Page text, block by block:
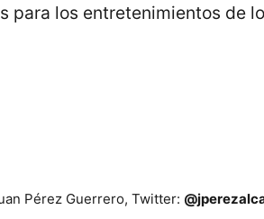
para los entretenimientos de
Pérez Guerrero, Twitter: